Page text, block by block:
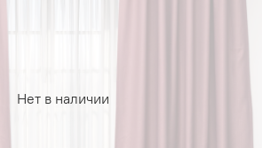
Нет в наличии